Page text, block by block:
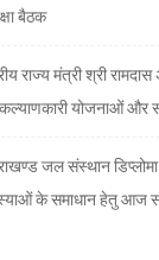
बैठक
राज्य मंत्री श्री
योजनाओं और
जल संस्थान डिप्लोमा
के समाधान हेतु आज